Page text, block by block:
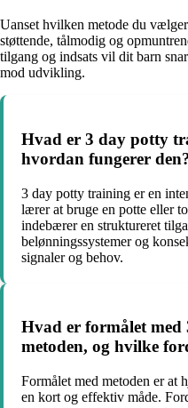
Uanset hvilken metode du
støttende, tålmodig og
tilgang og indsats vil dit barn
mod udvikling.
Hvad er 3 day potty
hvordan fungerer
3 day potty training er en
lærer at bruge en potte eller
indebærer en struktureret
belønningssystemer og
signaler og behov.
Hvad er formålet
metoden, og hvilke
Formålet med metoden er at
en kort og effektiv måde.